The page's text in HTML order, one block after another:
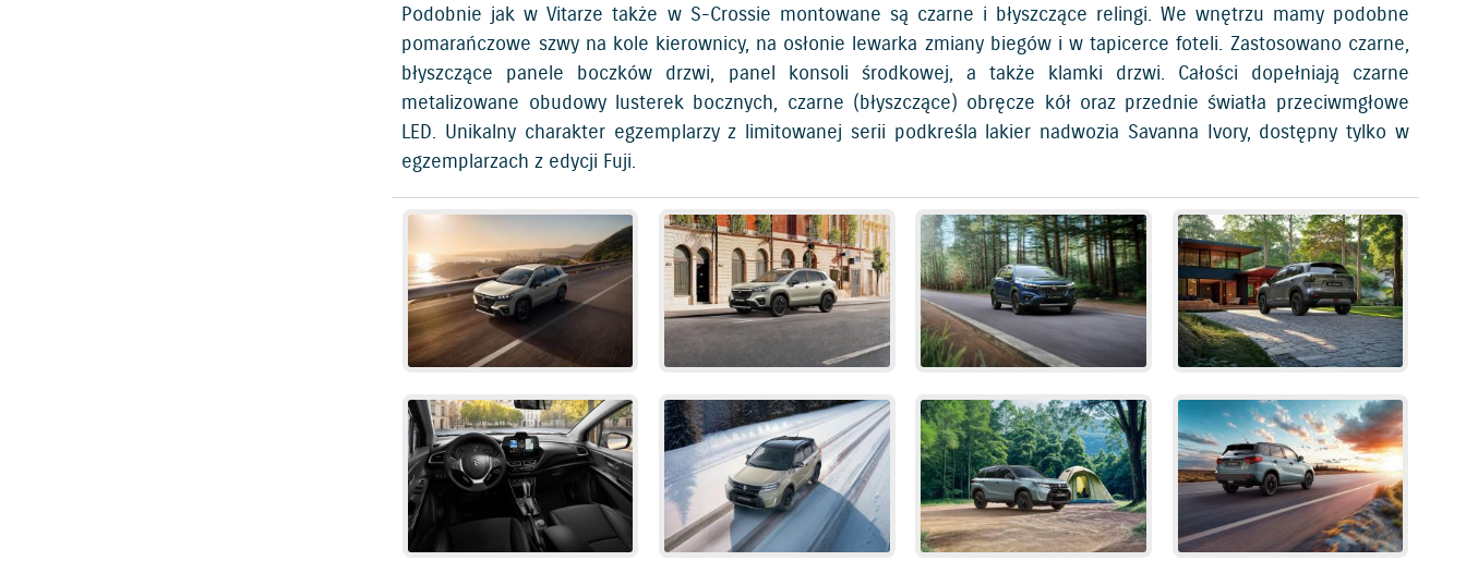
Podobnie jak w Vitarze także w S-Crossie montowane są czarne i błyszczące relingi. We wnętrzu mamy podobne
pomarańczowe szwy na kole kierownicy, na osłonie lewarka zmiany biegów i w tapicerce foteli. Zastosowano czarne,
błyszczące panele boczków drzwi, panel konsoli środkowej, a także klamki drzwi. Całości dopełniają czarne
metalizowane obudowy lusterek bocznych, czarne (błyszczące) obręcze kół oraz przednie światła przeciwmgłowe
LED. Unikalny charakter egzemplarzy z limitowanej serii podkreśla lakier nadwozia Savanna Ivory, dostępny tylko w
egzemplarzach z edycji Fuji.